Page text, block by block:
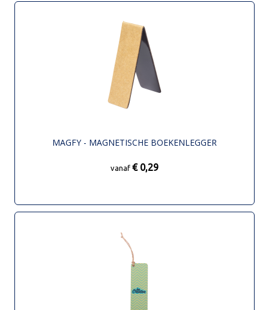
MAGFY - MAGNETISCHE BOEKENLEGGER
vanaf € 0,29